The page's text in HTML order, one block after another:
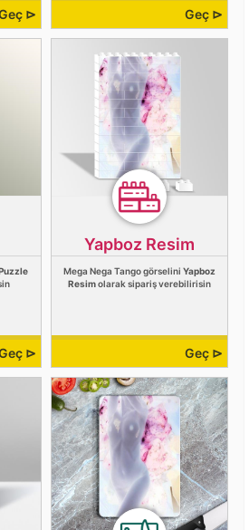
⊳ Geç ⊳
⊳
Yapboz Resim
Mega Nega Tango görselini Yapboz
Resimolarak sipariş verebilirisin
Geç ⊳